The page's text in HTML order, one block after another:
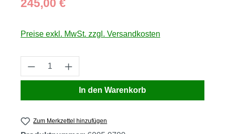
245,00 €
Preise exkl. MwSt. zzgl. Versandkosten
Produkt Anzahl: Gib den gewünschten
In den Warenkorb
Zum Merkzettel hinzufügen